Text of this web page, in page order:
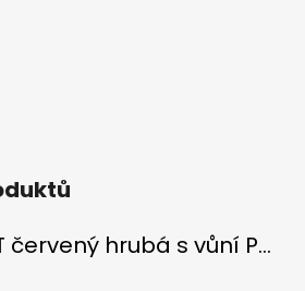
ZVERLIT červený hrubá s vůní Podestýlka kočka 10kg
produktu je 5 z 5 hvězdiček.